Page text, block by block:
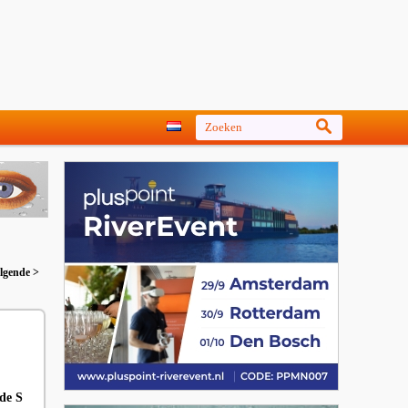
>
S